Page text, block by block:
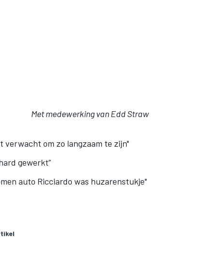
Met medewerking van Edd Straw
om zo langzaam te zijn"
gewerkt”
auto Ricciardo was huzarenstukje"